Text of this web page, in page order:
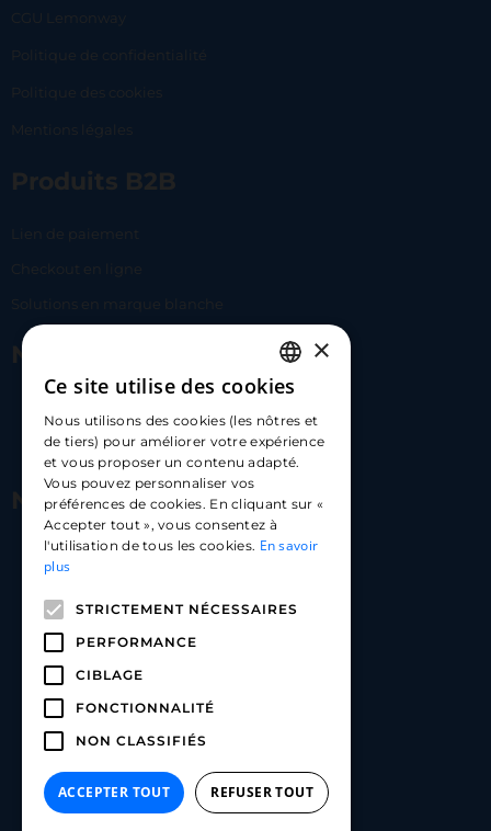
CGU Lemonway
Politique de confidentialité
Politique des cookies
Mentions légales
Produits B2B
Lien de paiement
Checkout en ligne
Solutions en marque blanche
Nous contacter
hello@carloapp.com
Nous suivre
Carlo App | Instagram
Carlo App | Linkedin
FRENCH
ENGLISH
SPANISH
×
Ce site utilise des cookies
Nous utilisons des cookies (les nôtres et
de tiers) pour améliorer votre expérience
et vous proposer un contenu adapté.
Vous pouvez personnaliser vos
préférences de cookies. En cliquant sur «
Accepter tout », vous consentez à
l'utilisation de tous les cookies. En savoir
plus
STRICTEMENT NÉCESSAIRES
PERFORMANCE
CIBLAGE
FONCTIONNALITÉ
NON CLASSIFIÉS
ACCEPTER TOUT REFUSER TOUT